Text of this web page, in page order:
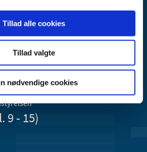
Tillad alle cookies
Tillad valgte
nødvendige cookies
9 - 15)